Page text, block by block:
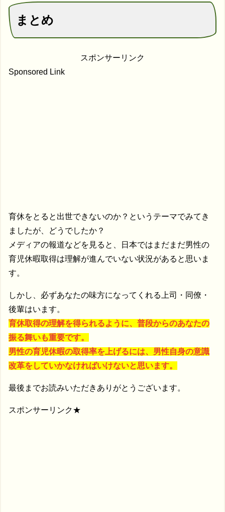
まとめ
スポンサーリンク
Sponsored Link
育休をとると出世できないのか？というテーマでみてき
ましたが、どうでしたか？
メディアの報道などを見ると、日本ではまだまだ男性の
育児休暇取得は理解が進んでいない状況があると思いま
す。
しかし、必ずあなたの味方になってくれる上司・同僚・
後輩はいます。
育休取得の理解を得られるように、普段からのあなたの
振る舞いも重要です。
男性の育児休暇の取得率を上げるには、男性自身の意識
改革をしていかなければいけないと思います。
最後までお読みいただきありがとうございます。
スポンサーリンク★